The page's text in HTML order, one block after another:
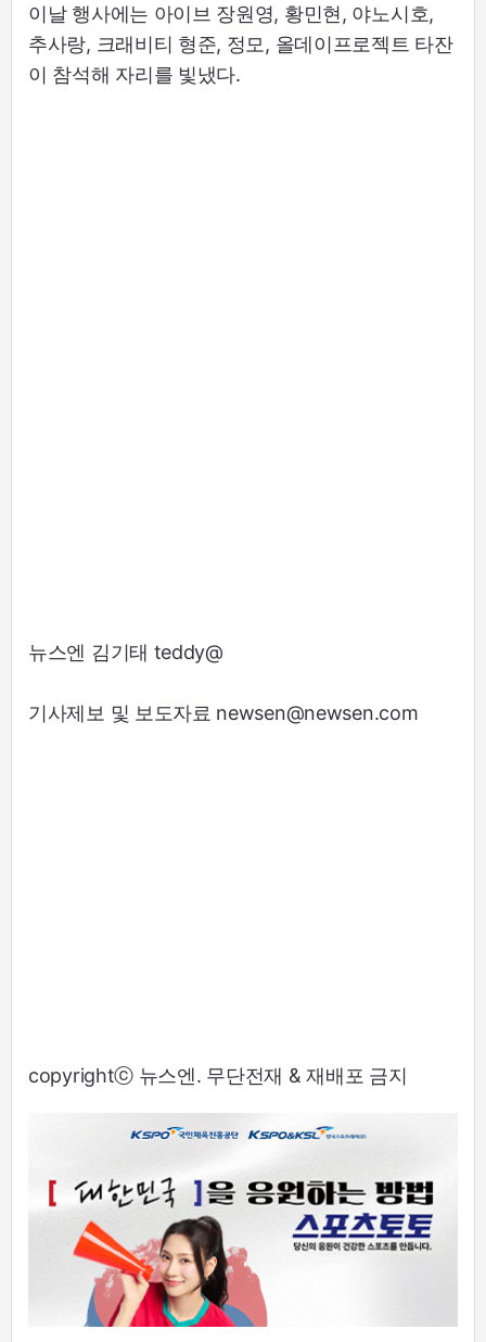
이날 행사에는 아이브 장원영, 황민현, 야노시호,
추사랑, 크래비티 형준, 정모, 올데이프로젝트 타잔
이 참석해 자리를 빛냈다.
뉴스엔 김기태 teddy@
기사제보 및 보도자료 newsen@newsen.com
copyrightⓒ 뉴스엔. 무단전재 & 재배포 금지